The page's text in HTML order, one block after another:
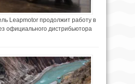
Leapmotor продолжит работу в
официального дистрибьютора